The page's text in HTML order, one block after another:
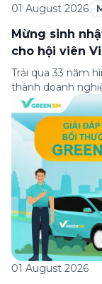
01 August 2026
Mừng sinh
cho hội viên
Trải qua 33 năm
thành doanh
lọt Top 30
xếp hạng của
thành lập (8/8/
01 August 2026